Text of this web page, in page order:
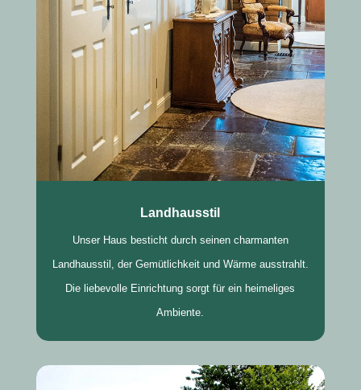
Landhausstil
Unser Haus besticht durch seinen charmanten
Landhausstil, der Gemütlichkeit und Wärme ausstrahlt.
Die liebevolle Einrichtung sorgt für ein heimeliges
Ambiente.